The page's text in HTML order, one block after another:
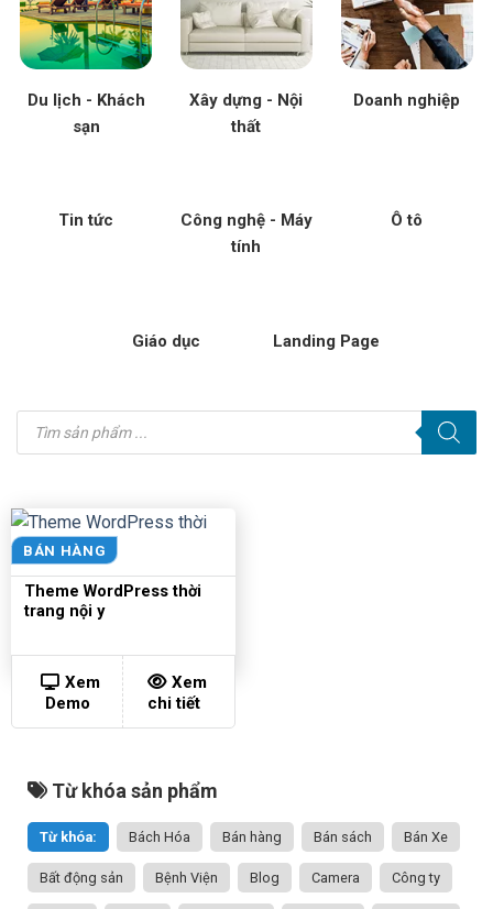
Du lịch - Khách
sạn
Xây dựng - Nội
thất
Doanh nghiệp
Tin tức
Công nghệ - Máy
tính
Ô tô
Giáo dục Landing Page
Tìm
kiếm
sản
BÁN HÀNG
Theme WordPress thời
trang nội y
Xem
Demo
Xem
chi tiết
Từ khóa sản phẩm
Từ khóa: Bách Hóa Bán hàng Bán sách Bán Xe
Bất động sản Bệnh Viện Blog Camera Công ty